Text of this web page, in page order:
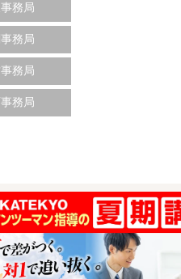
務局
務局
務局
務局